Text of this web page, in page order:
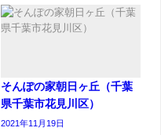
そんぽの家朝日ヶ丘（千葉
県千葉市花見川区）
2021年11月19日